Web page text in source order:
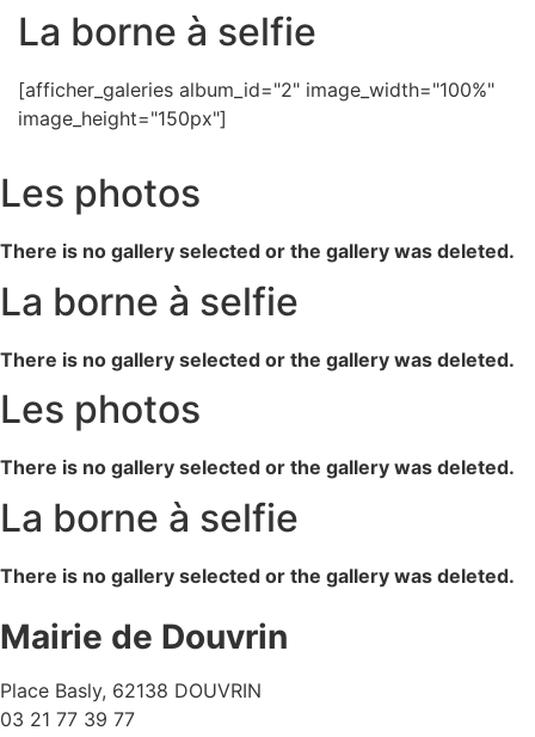
La borne à selfie
[afficher_galeries album_id="2" image_width="100%"
image_height="150px"]
Les photos
There is no gallery selected or the gallery was deleted.
La borne à selfie
There is no gallery selected or the gallery was deleted.
Les photos
There is no gallery selected or the gallery was deleted.
La borne à selfie
There is no gallery selected or the gallery was deleted.
Mairie de Douvrin
Place Basly, 62138 DOUVRIN
03 21 77 39 77